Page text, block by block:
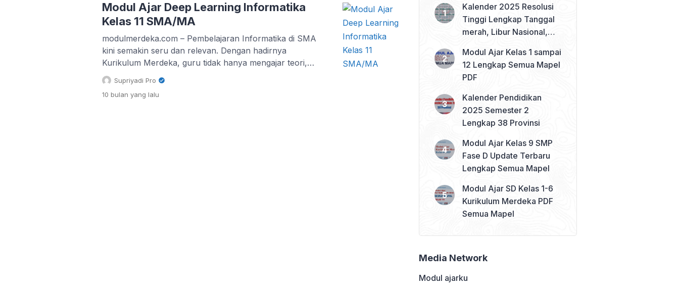
Modul Ajar Deep Learning Informatika
Kelas 11 SMA/MA
modulmerdeka.com – Pembelajaran Informatika di SMA
kini semakin seru dan relevan. Dengan hadirnya
Kurikulum Merdeka, guru tidak hanya mengajar teori,
tetapi juga mendorong siswa untuk berpikir kritis, kreatif,
dan adaptif. Modul ajar berbasis deep learning menjadi
jembatan agar pembelajaran Informatika terasa nyata,
Supriyadi Pro
10 bulan yang lalu
Kalender 2025 Resolusi
Tinggi Lengkap Tanggal
merah, Libur Nasional,
Modul Ajar Kelas 1 sampai
12 Lengkap Semua Mapel
PDF
Kalender Pendidikan
2025 Semester 2
Lengkap 38 Provinsi
Modul Ajar Kelas 9 SMP
Fase D Update Terbaru
Lengkap Semua Mapel
Modul Ajar SD Kelas 1-6
Kurikulum Merdeka PDF
Semua Mapel
Media Network
Modul ajarku